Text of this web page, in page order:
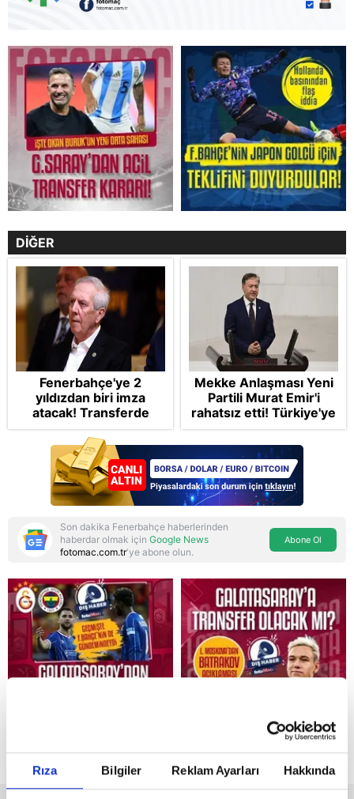
Rıza Bilgiler Reklam Ayarları Hakkında
Reddet
DİĞER
Fenerbahçe'ye 2
yıldızdan biri imza
atacak! Transferde
golcü harekatı...
Mekke Anlaşması Yeni
Partili Murat Emir'i
rahatsız etti! Türkiye'ye
"paralı muhafız" rolü
biçti
Son dakika Fenerbahçe haberlerinden
haberdar olmak için Google News
fotomac.com.tr'ye abone olun.
Abone Ol